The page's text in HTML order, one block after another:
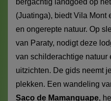
bergachtig landgoed op
(Juatinga), biedt Vila Mont
en ongerepte natuur. Op
van Paraty, nodigt deze
van schilderachtige natuur
uitzichten. De gids neemt
plekken. Een wandeling
Saco de Mamanguape,